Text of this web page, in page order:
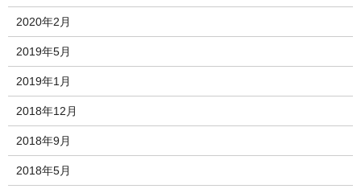
2020年2月
2019年5月
2019年1月
2018年12月
2018年9月
2018年5月